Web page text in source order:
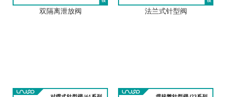
双隔离泄放阀 法兰式针型阀